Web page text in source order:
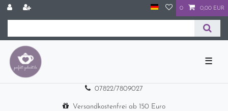
0 0,00 EUR
☰
07822/7809027
Versandkostenfrei ab 150 Euro